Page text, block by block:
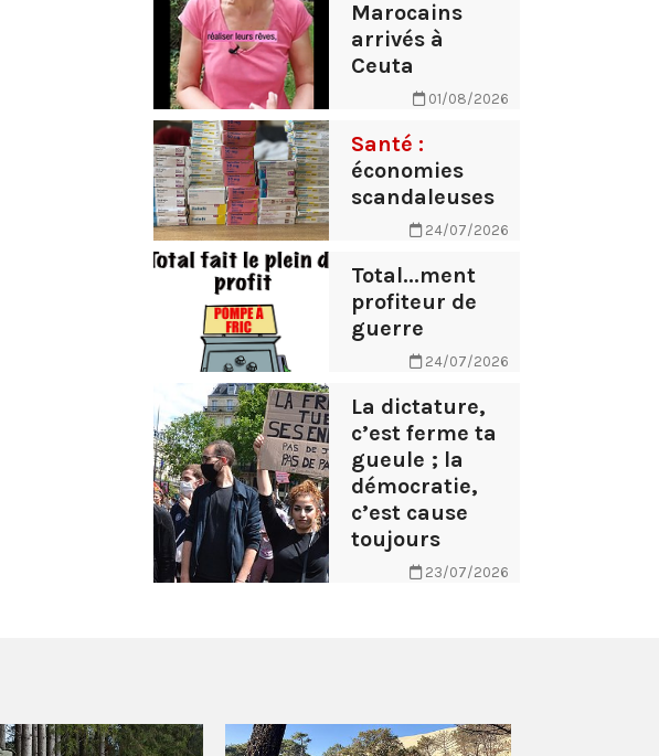
Marocains
arrivés à
Ceuta
01/08/2026
Santé :
économies
scandaleuses
24/07/2026
Total...ment
profiteur de
guerre
24/07/2026
La dictature,
c’est ferme ta
gueule ; la
démocratie,
c’est cause
toujours
23/07/2026